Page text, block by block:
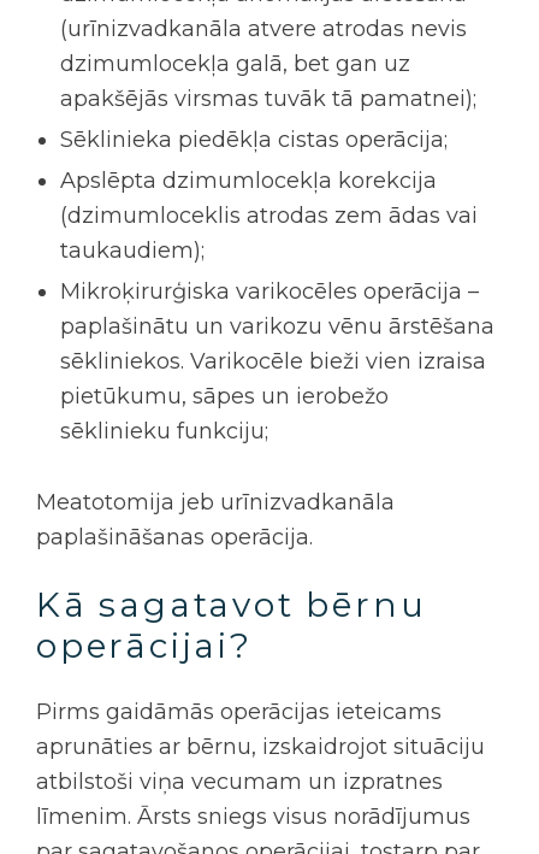
(urīnizvadkanāla atvere atrodas nevis
dzimumlocekļa galā, bet gan uz
apakšējās virsmas tuvāk tā pamatnei);
Sēklinieka piedēkļa cistas operācija;
Apslēpta dzimumlocekļa korekcija
(dzimumloceklis atrodas zem ādas vai
taukaudiem);
Mikroķirurģiska varikocēles operācija –
paplašinātu un varikozu vēnu ārstēšana
sēkliniekos. Varikocēle bieži vien izraisa
pietūkumu, sāpes un ierobežo
sēklinieku funkciju;
Meatotomija jeb urīnizvadkanāla
paplašināšanas operācija.
Kā sagatavot bērnu
operācijai?
Pirms gaidāmās operācijas ieteicams
aprunāties ar bērnu, izskaidrojot situāciju
atbilstoši viņa vecumam un izpratnes
līmenim. Ārsts sniegs visus norādījumus